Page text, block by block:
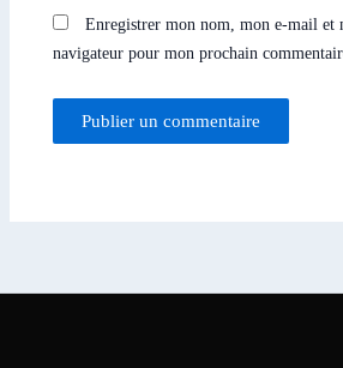
Enregistrer mon nom, mon e-mail et
navigateur pour mon prochain